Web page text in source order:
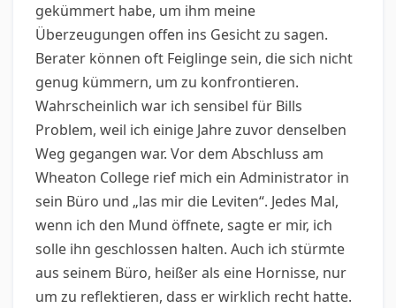
gekümmert habe, um ihm meine
Überzeugungen offen ins Gesicht zu sagen.
Berater können oft Feiglinge sein, die sich nicht
genug kümmern, um zu konfrontieren.
Wahrscheinlich war ich sensibel für Bills
Problem, weil ich einige Jahre zuvor denselben
Weg gegangen war. Vor dem Abschluss am
Wheaton College rief mich ein Administrator in
sein Büro und „las mir die Leviten“. Jedes Mal,
wenn ich den Mund öffnete, sagte er mir, ich
solle ihn geschlossen halten. Auch ich stürmte
aus seinem Büro, heißer als eine Hornisse, nur
um zu reflektieren, dass er wirklich recht hatte.